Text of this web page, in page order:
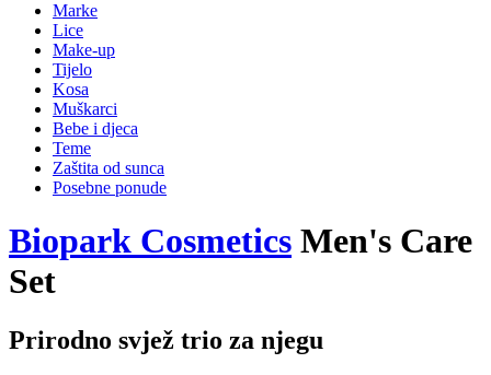
Marke
Lice
Make-up
Tijelo
Kosa
Muškarci
Bebe i djeca
Teme
Zaštita od sunca
Posebne ponude
Biopark Cosmetics Men's Care
Set
Prirodno svjež trio za njegu